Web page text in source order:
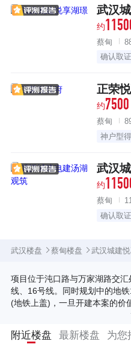
武汉
约
蔡甸
确认取
正荣
约7500
蔡甸
神户型
武汉
约
蔡甸
确认取
武汉楼盘 蔡甸楼盘 武汉城建
项目位于沌口路与万家湖路交
线、16号线。同时规划中的地
(地铁上盖)，一旦开建本案的价
394、654、K03、639、398等
有4000㎡底商、自带约7.5万方
附近楼盘 最新楼盘 为您